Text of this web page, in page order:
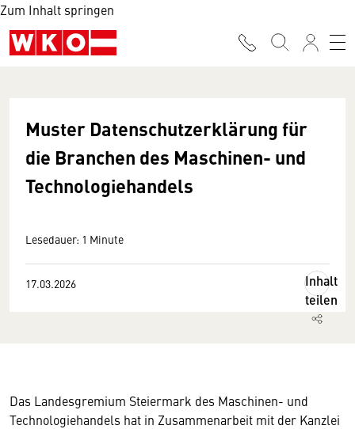
Zum Inhalt springen
Muster Datenschutzerklärung für
die Branchen des Maschinen- und
Technologiehandels
Lesedauer: 1 Minute
17.03.2026
Inhalt
teilen
Das Landesgremium Steiermark des Maschinen- und
Technologiehandels hat in Zusammenarbeit mit der Kanzlei